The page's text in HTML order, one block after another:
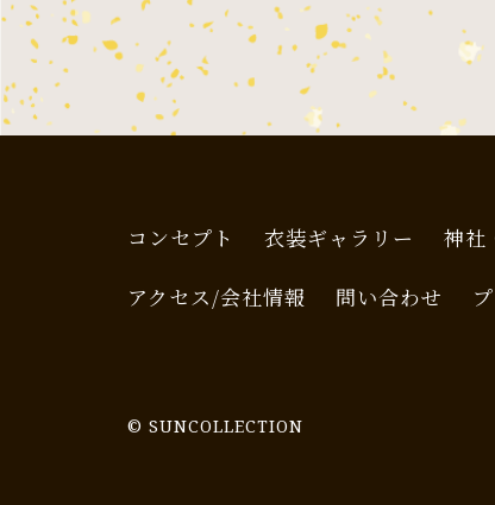
コンセプト 衣装ギャラリー 神社
アクセス/会社情報 問い合わせ
© SUNCOLLECTION